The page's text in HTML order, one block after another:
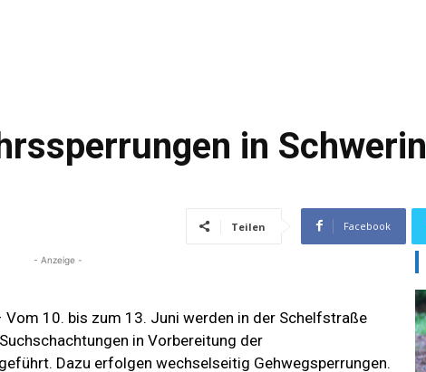
in Schwerin
Teilen Facebook
- Anzeige -
10. bis zum 13. Juni werden in der Schelfstraße
in Vorbereitung der
Dazu erfolgen wechselseitig Gehwegsperrungen.